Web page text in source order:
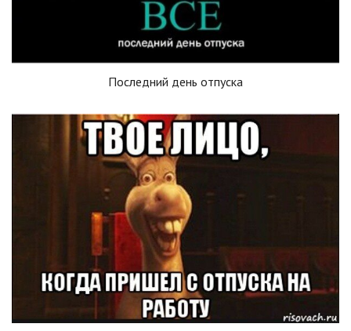
Последний день отпуска